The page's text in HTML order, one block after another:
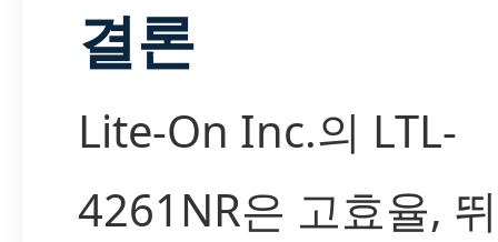
결론
Lite-On Inc.의 LTL-
4261NR은 고효율,